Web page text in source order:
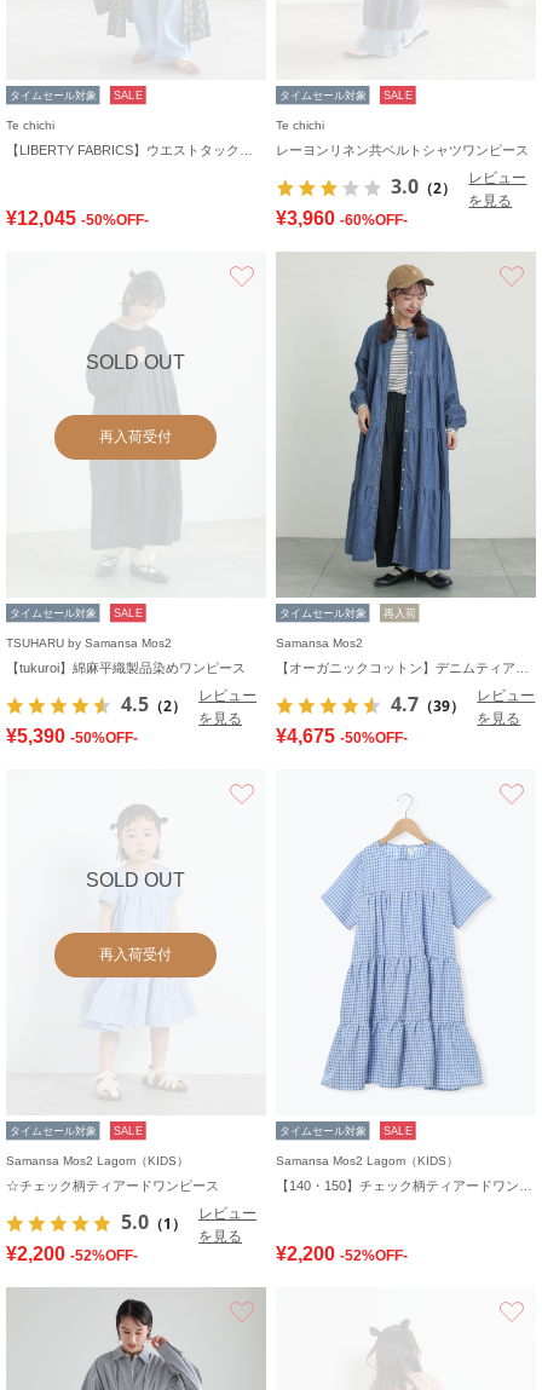
タイムセール対象 SALE
Te chichi
¥12,045 -50%OFF-
タイムセール対象 SALE
Te chichi
レーヨンリネン共ベルトシャツワンピース
3.0 （2）
レビュー
を見る
¥3,960 -60%OFF-
SOLD OUT
再入荷受付
タイムセール対象 SALE
TSUHARU by Samansa Mos2
【tukuroi】綿麻平織製品染めワンピース
4.5 （2）
レビュー
を見る
¥5,390 -50%OFF-
タイムセール対象 再入荷
Samansa Mos2
4.7 （39）
レビュー
を見る
¥4,675 -50%OFF-
SOLD OUT
再入荷受付
タイムセール対象 SALE
Samansa Mos2 Lagom（KIDS）
☆チェック柄ティアードワンピース
5.0 （1）
レビュー
を見る
¥2,200 -52%OFF-
タイムセール対象 SALE
Samansa Mos2 Lagom（KIDS）
¥2,200 -52%OFF-